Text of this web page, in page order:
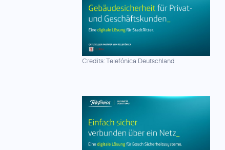
Credits: Telefónica Deutschland